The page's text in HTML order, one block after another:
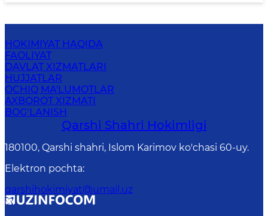
HOKIMIYAT HAQIDA
FAOLIYAT
DAVLAT XIZMATLARI
HUJJATLAR
OCHIQ MA'LUMOTLAR
AXBOROT XIZMATI
BOG‘LANISH
Qarshi Shahri Hokimligi
180100, Qarshi shahri, Islom Karimov ko'chasi 60-uy.
Elektron pochta:
qarshihokimiyat@umail.uz